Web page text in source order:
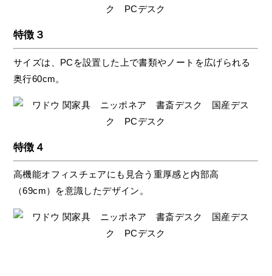
特徴３
サイズは、PCを設置した上で書類やノートを広げられる
奥行60cm。
特徴４
高機能オフィスチェアにも見合う重厚感と内部高
（69cm）を意識したデザイン。